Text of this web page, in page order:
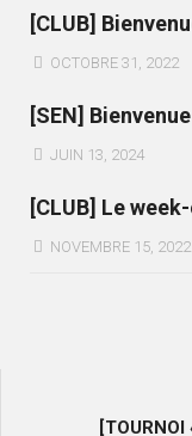
[CLUB]
OCTOBRE 31, 2022
[SEN]
JUIN 13, 2024
[CLUB] Le
NOVEMBRE 15, 2022